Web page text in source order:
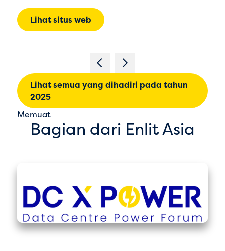
Lihat situs web
Lihat semua yang dihadiri pada tahun
2025
Memuat
Bagian dari Enlit Asia